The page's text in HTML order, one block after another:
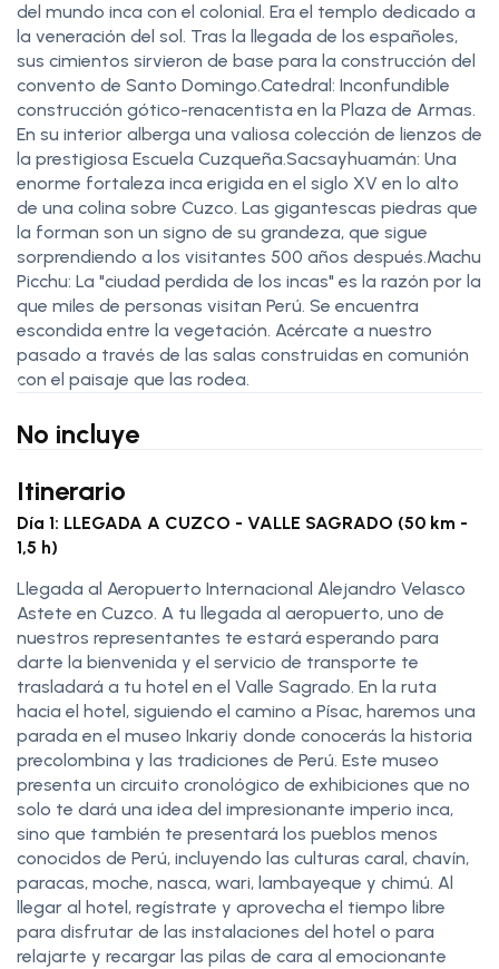
del mundo inca con el colonial. Era el templo dedicado a
la veneración del sol. Tras la llegada de los españoles,
sus cimientos sirvieron de base para la construcción del
convento de Santo Domingo.Catedral: Inconfundible
construcción gótico-renacentista en la Plaza de Armas.
En su interior alberga una valiosa colección de lienzos de
la prestigiosa Escuela Cuzqueña.Sacsayhuamán: Una
enorme fortaleza inca erigida en el siglo XV en lo alto
de una colina sobre Cuzco. Las gigantescas piedras que
la forman son un signo de su grandeza, que sigue
sorprendiendo a los visitantes 500 años después.Machu
Picchu: La "ciudad perdida de los incas" es la razón por la
que miles de personas visitan Perú. Se encuentra
escondida entre la vegetación. Acércate a nuestro
pasado a través de las salas construidas en comunión
con el paisaje que las rodea.
No incluye
Itinerario
Día 1: LLEGADA A CUZCO - VALLE SAGRADO (50 km -
1,5 h)
Llegada al Aeropuerto Internacional Alejandro Velasco
Astete en Cuzco. A tu llegada al aeropuerto, uno de
nuestros representantes te estará esperando para
darte la bienvenida y el servicio de transporte te
trasladará a tu hotel en el Valle Sagrado. En la ruta
hacia el hotel, siguiendo el camino a Písac, haremos una
parada en el museo Inkariy donde conocerás la historia
precolombina y las tradiciones de Perú. Este museo
presenta un circuito cronológico de exhibiciones que no
solo te dará una idea del impresionante imperio inca,
sino que también te presentará los pueblos menos
conocidos de Perú, incluyendo las culturas caral, chavín,
paracas, moche, nasca, wari, lambayeque y chimú. Al
llegar al hotel, regístrate y aprovecha el tiempo libre
para disfrutar de las instalaciones del hotel o para
relajarte y recargar las pilas de cara al emocionante